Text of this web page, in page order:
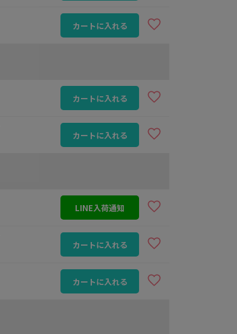
カートに入れる
カートに入れる
カートに入れる
LINE入荷通知
カートに入れる
カートに入れる